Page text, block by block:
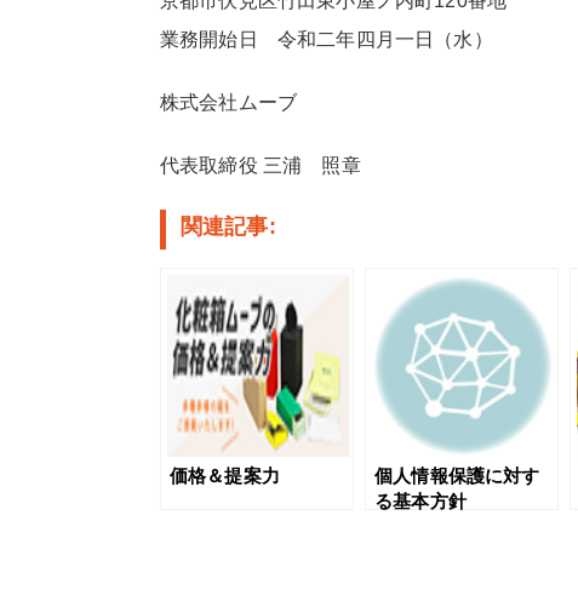
業務開始日 令和二年四月一日（水）
株式会社ムーブ
代表取締役 三浦 照章
関連記事:
価格＆提案力
個人情報保護に対す
る基本方針